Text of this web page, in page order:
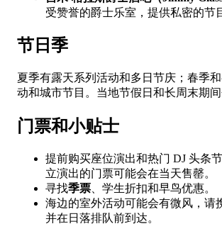
受赞誉的爵士乐室，提供私密的节
节日季
夏季有露天系列活动和多日节庆；春季
动和城市节目。当地节假日和长周末期间
门票和小贴士
提前购买座位演出和热门 DJ 头条
立演出的门票可能会在当天售罄。
寻找季票 、学生折扣和早鸟优惠。
海边的室外活动可能会有微风，请
并在日落排队前到达。